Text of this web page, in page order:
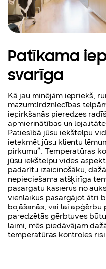
Patīkama
svarīga
Kā jau minējām iepriekš,
mazumtirdzniecības
iepirkšanās pieredzes
apmierinātības un
Patiesībā jūsu iekštelpu
ietekmēt jūsu klientu
pirkumu³. Temperatūras
jūsu iekštelpu vides
padarītu izaicinošāku,
nepieciešama atšķirīga
pasargātu kasierus no
vienlaikus pasargājot ātri
bojāšanās, vai lai apģērbu
paredzētās ģērbtuves
laimi, mēs piedāvājam
temperatūras kontroles